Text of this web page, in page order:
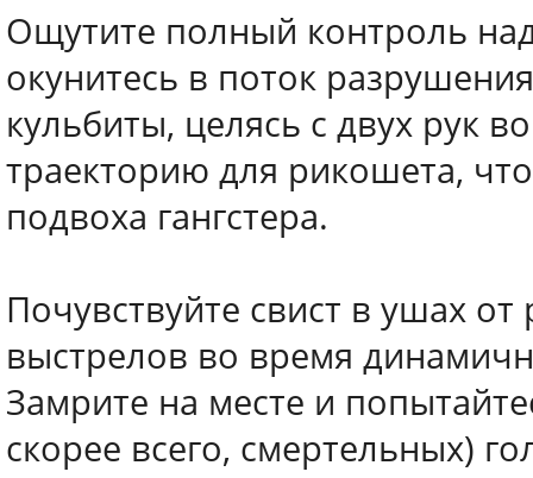
Ощутите полный контроль
окунитесь в поток
кульбиты, целясь с двух рук
траекторию для рикошета,
подвоха гангстера.
Почувствуйте свист в ушах
выстрелов во время
Замрите на месте и
скорее всего, смертельных)